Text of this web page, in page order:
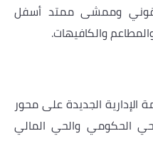
وممشى ممتد أسفل
والكافيهات.
الجديدة على محور
الحكومي والحي المالي